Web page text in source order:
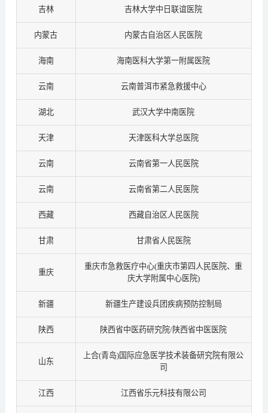
吉林 吉林大学中日联谊医院
内蒙古 内蒙古自治区人民医院
海南 海南医科大学第一附属医院
云南 云南普洱市紧急救援中心
湖北 武汉大学中南医院
天津 天津医科大学总医院
云南 云南省第一人民医院
云南 云南省第二人民医院
西藏 西藏自治区人民医院
甘肃 甘肃省人民医院
重庆
重庆市急救医疗中心(重庆市第四人民医院、重
庆大学附属中心医院)
新疆 新疆生产建设兵团疾病预防控制局
陕西 陕西省中医药研究院/陕西省中医医院
山东
上合(青岛)国际应急医学技术装备研究院有限公
司
江西 江西省乐元科技有限公司